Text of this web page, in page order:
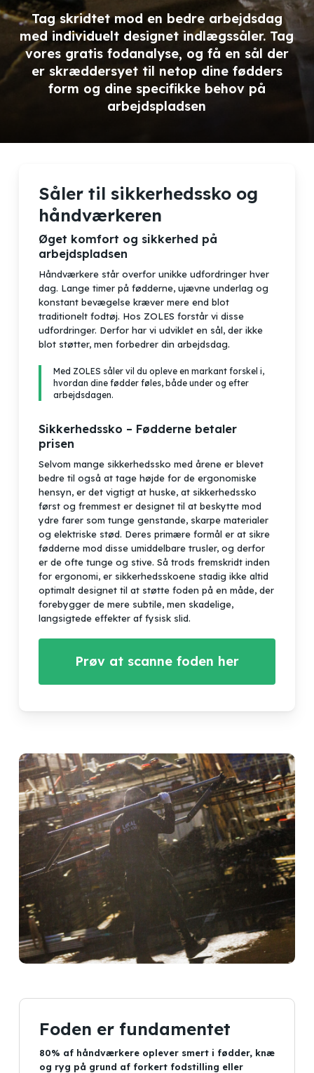
Tag skridtet mod en bedre arbejdsdag
med individuelt designet indlægssåler. Tag
vores gratis fodanalyse, og få en sål der
er skræddersyet til netop dine fødders
form og dine specifikke behov på
arbejdspladsen
Såler til sikkerhedssko og
håndværkeren
Øget komfort og sikkerhed på
arbejdspladsen
Håndværkere står overfor unikke udfordringer hver
dag. Lange timer på fødderne, ujævne underlag og
konstant bevægelse kræver mere end blot
traditionelt fodtøj. Hos ZOLES forstår vi disse
udfordringer. Derfor har vi udviklet en sål, der ikke
blot støtter, men forbedrer din arbejdsdag.
Med ZOLES såler vil du opleve en markant forskel i,
hvordan dine fødder føles, både under og efter
arbejdsdagen.
Sikkerhedssko – Fødderne betaler
prisen
Selvom mange sikkerhedssko med årene er blevet
bedre til også at tage højde for de ergonomiske
hensyn, er det vigtigt at huske, at sikkerhedssko
først og fremmest er designet til at beskytte mod
ydre farer som tunge genstande, skarpe materialer
og elektriske stød. Deres primære formål er at sikre
fødderne mod disse umiddelbare trusler, og derfor
er de ofte tunge og stive. Så trods fremskridt inden
for ergonomi, er sikkerhedsskoene stadig ikke altid
optimalt designet til at støtte foden på en måde, der
forebygger de mere subtile, men skadelige,
langsigtede effekter af fysisk slid.
Prøv at scanne foden her
Foden er fundamentet
80% af håndværkere oplever smert i fødder, knæ
og ryg på grund af forkert fodstilling eller